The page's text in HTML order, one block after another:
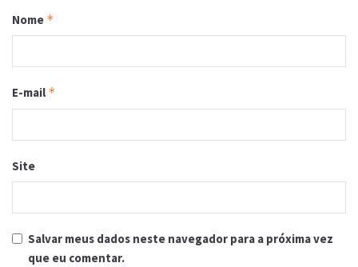
Nome *
E-mail *
Site
Salvar meus dados neste navegador para a próxima vez
que eu comentar.